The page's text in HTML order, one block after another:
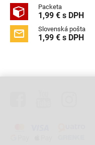
 Packeta
1,99 € s DPH
 Slovenská pošta
1,99 € s DPH